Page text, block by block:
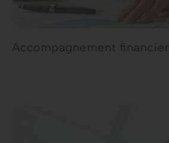
Accompagnement financier